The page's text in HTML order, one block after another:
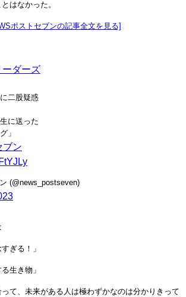
はなかった。
ポストセブンの記事全文を見る]
ダーズ
二股疑惑
に送った
」
ブン
(@news_postseven)
ぎる！」
生き物」
って、未来がある人は極わずかなのは分かりきって